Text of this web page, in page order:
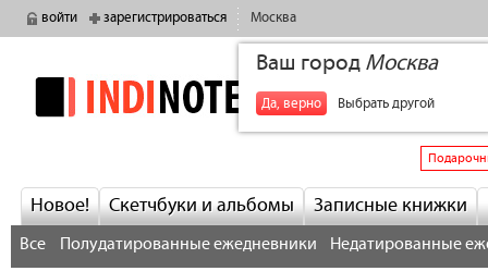
войти зарегистрироваться Москва
Ваш город Москва
Да, верно Выбрать другой
indinotes
Новое! Скетчбуки и альбомы Записные книжки
Все Полудатированные ежедневники Недатированные